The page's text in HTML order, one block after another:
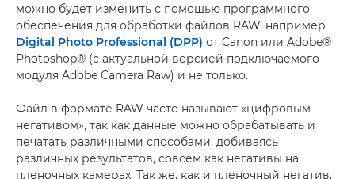
можно будет изменить с помощью программного
обеспечения для обработки файлов RAW, например
Digital Photo Professional (DPP) от Canon или Adobe®
Photoshop® (с актуальной версией подключаемого
модуля Adobe Camera Raw) и не только.
Файл в формате RAW часто называют «цифровым
негативом», так как данные можно обрабатывать и
печатать различными способами, добиваясь
различных результатов, совсем как негативы на
пленочных камерах. Так же, как и пленочный негатив,